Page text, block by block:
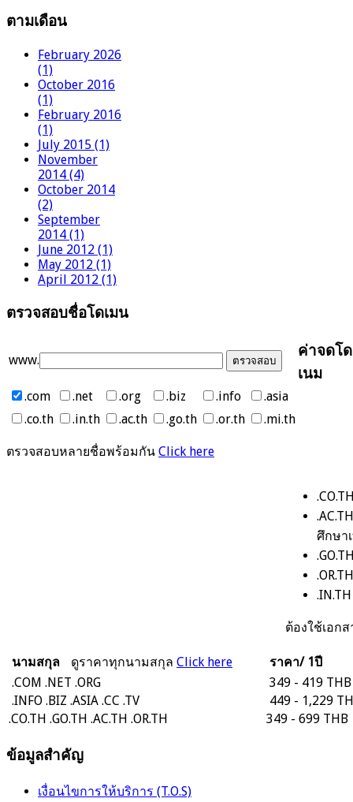
ตามเดือน
February 2026
(1)
October 2016
(1)
February 2016
(1)
July 2015 (1)
November
2014 (4)
October 2014
(2)
September
2014 (1)
June 2012 (1)
May 2012 (1)
April 2012 (1)
ตรวจสอบชื่อโดเมน
www.
.com .net .org .biz .info
.asia
.co.th
.in.th .ac.th .go.th .or.th .mi.th
ตรวจสอบหลายชื่อพร้อมกัน Click here
ศึกษา
ต้องใช้เอก
ค่าจดโ
เนม
นามสกุล ดูราคาทุกนามสกุล Click here
ราคา/ 1ปี
.COM .NET .ORG
349 - 419 THB
.INFO .BIZ .ASIA .CC .TV
449 - 1,229
.CO.TH .GO.TH .AC.TH .OR.TH 349 - 699 THB
ข้อมูลสำคัญ
เงื่อนไขการให้บริการ (T.O.S)